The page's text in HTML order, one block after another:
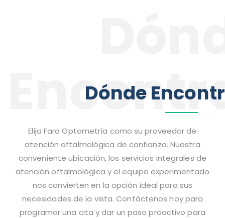
Dónde
Elija Faro Optometría como su proveedor de
atención oftalmológica de confianza. Nuestra
conveniente ubicación, los servicios integrales de
atención oftalmológica y el equipo experimentado
nos convierten en la opción ideal para sus
necesidades de la vista. Contáctenos hoy para
programar una cita y dar un paso proactivo para